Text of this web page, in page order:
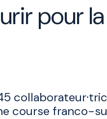
pour
course franco-